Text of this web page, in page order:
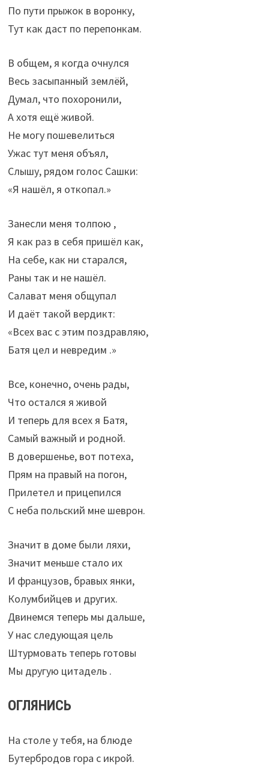
По пути прыжок в воронку,
Тут как даст по перепонкам.
В общем, я когда очнулся
Весь засыпанный землёй,
Думал, что похоронили,
А хотя ещё живой.
Не могу пошевелиться
Ужас тут меня объял,
Слышу, рядом голос Сашки:
«Я нашёл, я откопал.»
Занесли меня толпою ,
Я как раз в себя пришёл как,
На себе, как ни старался,
Раны так и не нашёл.
Салават меня общупал
И даёт такой вердикт:
«Всех вас с этим поздравляю,
Батя цел и невредим .»
Все, конечно, очень рады,
Что остался я живой
И теперь для всех я Батя,
Самый важный и родной.
В довершенье, вот потеха,
Прям на правый на погон,
Прилетел и прицепился
С неба польский мне шеврон.
Значит в доме были ляхи,
Значит меньше стало их
И французов, бравых янки,
Колумбийцев и других.
Двинемся теперь мы дальше,
У нас следующая цель
Штурмовать теперь готовы
Мы другую цитадель .
ОГЛЯНИСЬ
На столе у тебя, на блюде
Бутербродов гора с икрой.